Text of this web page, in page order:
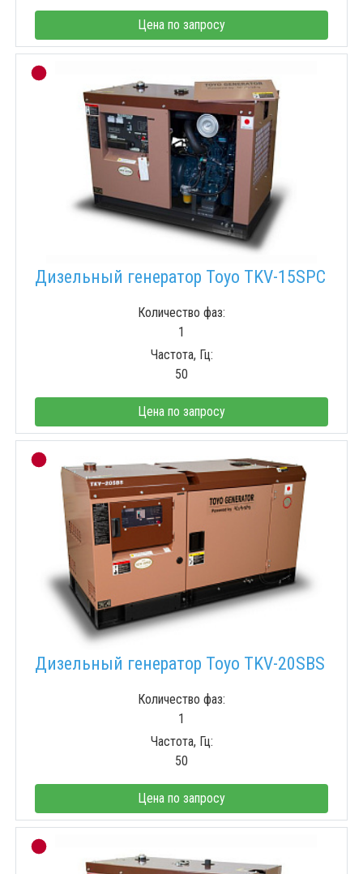
Цена по запросу
Дизельный генератор Toyo TKV-15SPC
Количество фаз:
1
Частота, Гц:
50
Цена по запросу
Дизельный генератор Toyo TKV-20SBS
Количество фаз:
1
Частота, Гц:
50
Цена по запросу